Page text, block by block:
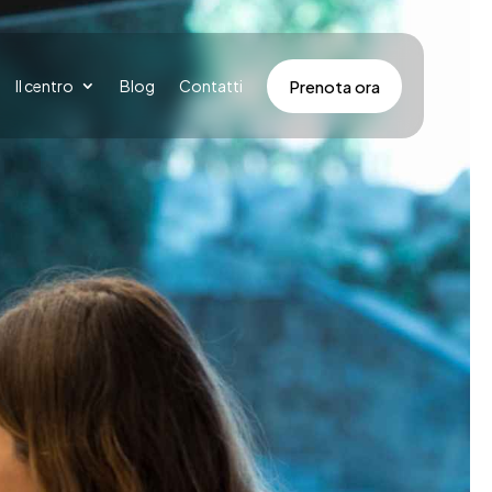
Il centro Blog Contatti Prenota ora